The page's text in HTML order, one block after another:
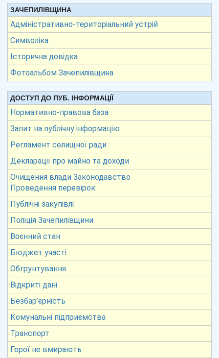
ЗАЧЕПИЛІВЩИНА
Адміністративно-територіальний устрій
Символіка
Історична довідка
Фотоальбом Зачепилівщина
ДОСТУП ДО ПУБ. ІНФОРМАЦІЇ
Нормативно-правова база
Запит на публічну інформацію
Регламент селищної ради
Декларації про майно та доходи
Очищення влади Законодавство
Проведення перевірок
Публічні закупівлі
Поліція Зачепилівщини
Воєнний стан
Бюджет участі
Обгрунтування
Відкриті дані
Безбар’єрність
Комунальні підприємства
Транспорт
Герої не вмирають